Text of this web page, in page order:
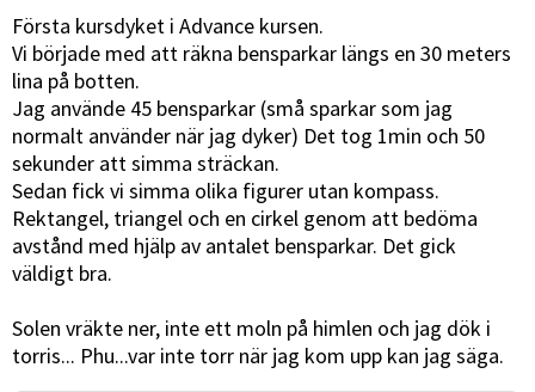
Första kursdyket i Advance kursen.
Vi började med att räkna bensparkar längs en 30 meters
lina på botten.
Jag använde 45 bensparkar (små sparkar som jag
normalt använder när jag dyker) Det tog 1min och 50
sekunder att simma sträckan.
Sedan fick vi simma olika figurer utan kompass.
Rektangel, triangel och en cirkel genom att bedöma
avstånd med hjälp av antalet bensparkar. Det gick
väldigt bra.
Solen vräkte ner, inte ett moln på himlen och jag dök i
torris... Phu...var inte torr när jag kom upp kan jag säga.